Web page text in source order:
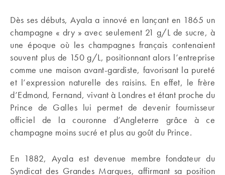
Dès ses débuts, Ayala a innové en lançant en 1865 un
champagne « dry » avec seulement 21 g/L de sucre, à
une époque où les champagnes français contenaient
souvent plus de 150 g/L, positionnant alors l’entreprise
comme une maison avant-gardiste, favorisant la pureté
et l’expression naturelle des raisins. En effet, le frère
d’Edmond, Fernand, vivant à Londres et étant proche du
Prince de Galles lui permet de devenir fournisseur
officiel de la couronne d’Angleterre grâce à ce
champagne moins sucré et plus au goût du Prince.
En 1882, Ayala est devenue membre fondateur du
Syndicat des Grandes Marques, affirmant sa position